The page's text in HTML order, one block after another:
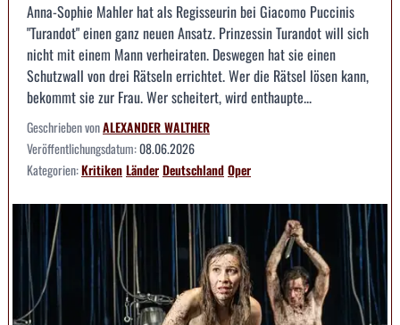
Anna-Sophie Mahler hat als Regisseurin bei Giacomo Puccinis
"Turandot" einen ganz neuen Ansatz. Prinzessin Turandot will sich
nicht mit einem Mann verheiraten. Deswegen hat sie einen
Schutzwall von drei Rätseln errichtet. Wer die Rätsel lösen kann,
bekommt sie zur Frau. Wer scheitert, wird enthaupte...
Geschrieben vonALEXANDER WALTHER
Veröffentlichungsdatum:08.06.2026
Kategorien:KritikenLänderDeutschlandOper